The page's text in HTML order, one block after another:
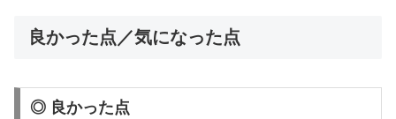
良かった点／気になった点
◎ 良かった点